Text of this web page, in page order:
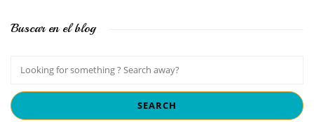
Buscar en el blog